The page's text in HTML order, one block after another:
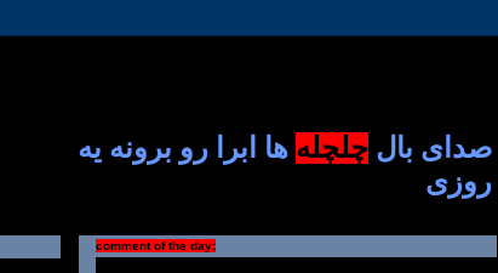
صدای بال چلچله ها ابرا رو برونه یه
روزی
comment of the day: